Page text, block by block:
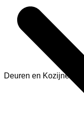
Deuren en Kozijnen